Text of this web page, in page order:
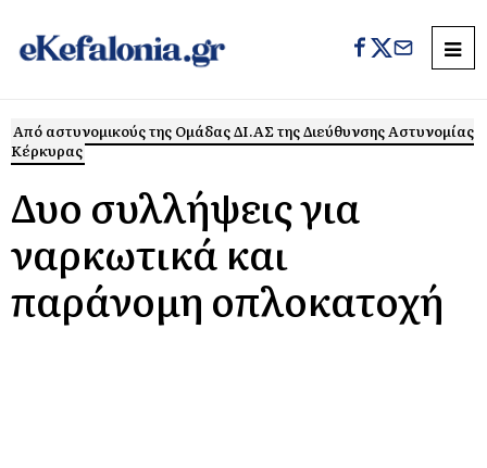
Από αστυνομικούς της Ομάδας ΔΙ.ΑΣ της Διεύθυνσης Αστυνομίας
Κέρκυρας
Δυο συλλήψεις για
ναρκωτικά και
παράνομη οπλοκατοχή